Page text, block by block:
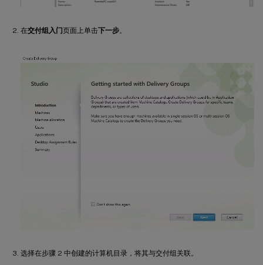
在交付组入门页面上单击下一步。
选择在步骤 2 中创建的计算机目录，将其与交付组关联。